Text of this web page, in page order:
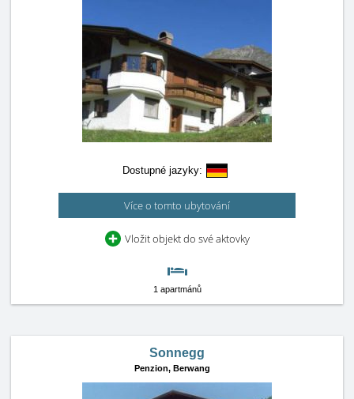
Dostupné jazyky:
Více o tomto ubytování
Vložit objekt do své aktovky
1 apartmánů
Sonnegg
Penzion, Berwang